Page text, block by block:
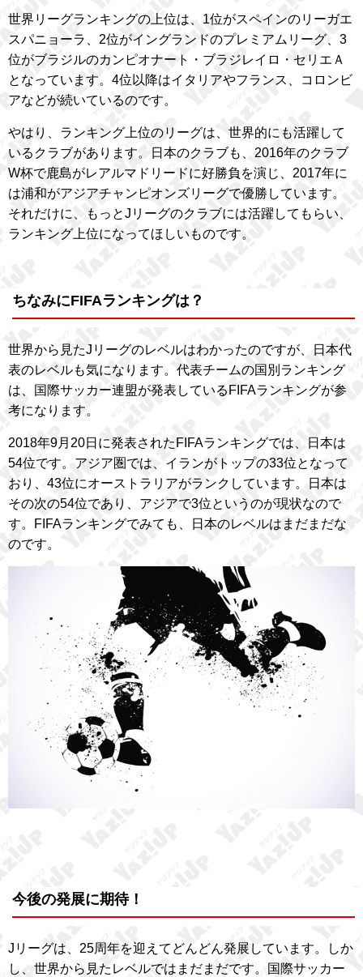
世界リーグランキングの上位は、1位がスペインのリーガエ
スパニョーラ、2位がイングランドのプレミアムリーグ、3
位がブラジルのカンピオナート・ブラジレイロ・セリエＡ
となっています。4位以降はイタリアやフランス、コロンビ
アなどが続いているのです。
やはり、ランキング上位のリーグは、世界的にも活躍して
いるクラブがあります。日本のクラブも、2016年のクラブ
W杯で鹿島がレアルマドリードに好勝負を演じ、2017年に
は浦和がアジアチャンピオンズリーグで優勝しています。
それだけに、もっとJリーグのクラブには活躍してもらい、
ランキング上位になってほしいものです。
ちなみにFIFAランキングは？
世界から見たJリーグのレベルはわかったのですが、日本代
表のレベルも気になります。代表チームの国別ランキング
は、国際サッカー連盟が発表しているFIFAランキングが参
考になります。
2018年9月20日に発表されたFIFAランキングでは、日本は
54位です。アジア圏では、イランがトップの33位となって
おり、43位にオーストラリアがランクしています。日本は
その次の54位であり、アジアで3位というのが現状なので
す。FIFAランキングでみても、日本のレベルはまだまだな
のです。
今後の発展に期待！
Jリーグは、25周年を迎えてどんどん発展しています。しか
し、世界から見たレベルではまだまだです。国際サッカー